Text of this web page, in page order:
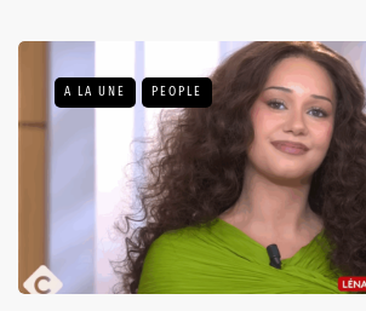
A LA UNE PEOPLE